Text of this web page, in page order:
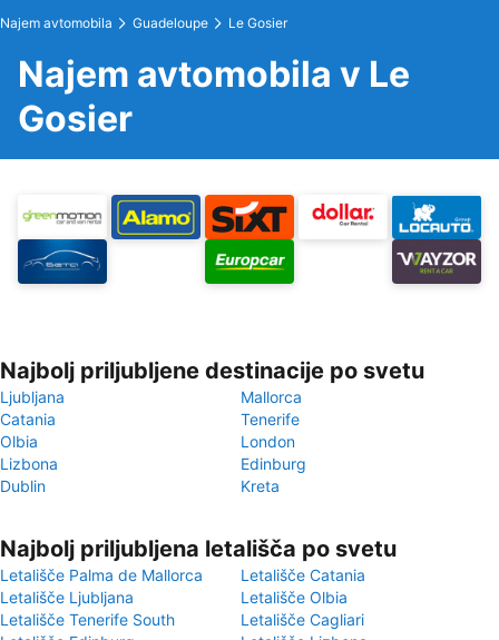
Najem avtomobila Guadeloupe Le Gosier
Najem avtomobila v Le
Gosier
Najbolj priljubljene destinacije po svetu
Ljubljana
Mallorca
Catania
Tenerife
Olbia
London
Lizbona
Edinburg
Dublin
Kreta
Najbolj priljubljena letališča po svetu
Letališče Palma de Mallorca
Letališče Catania
Letališče Ljubljana
Letališče Olbia
Letališče Tenerife South
Letališče Cagliari